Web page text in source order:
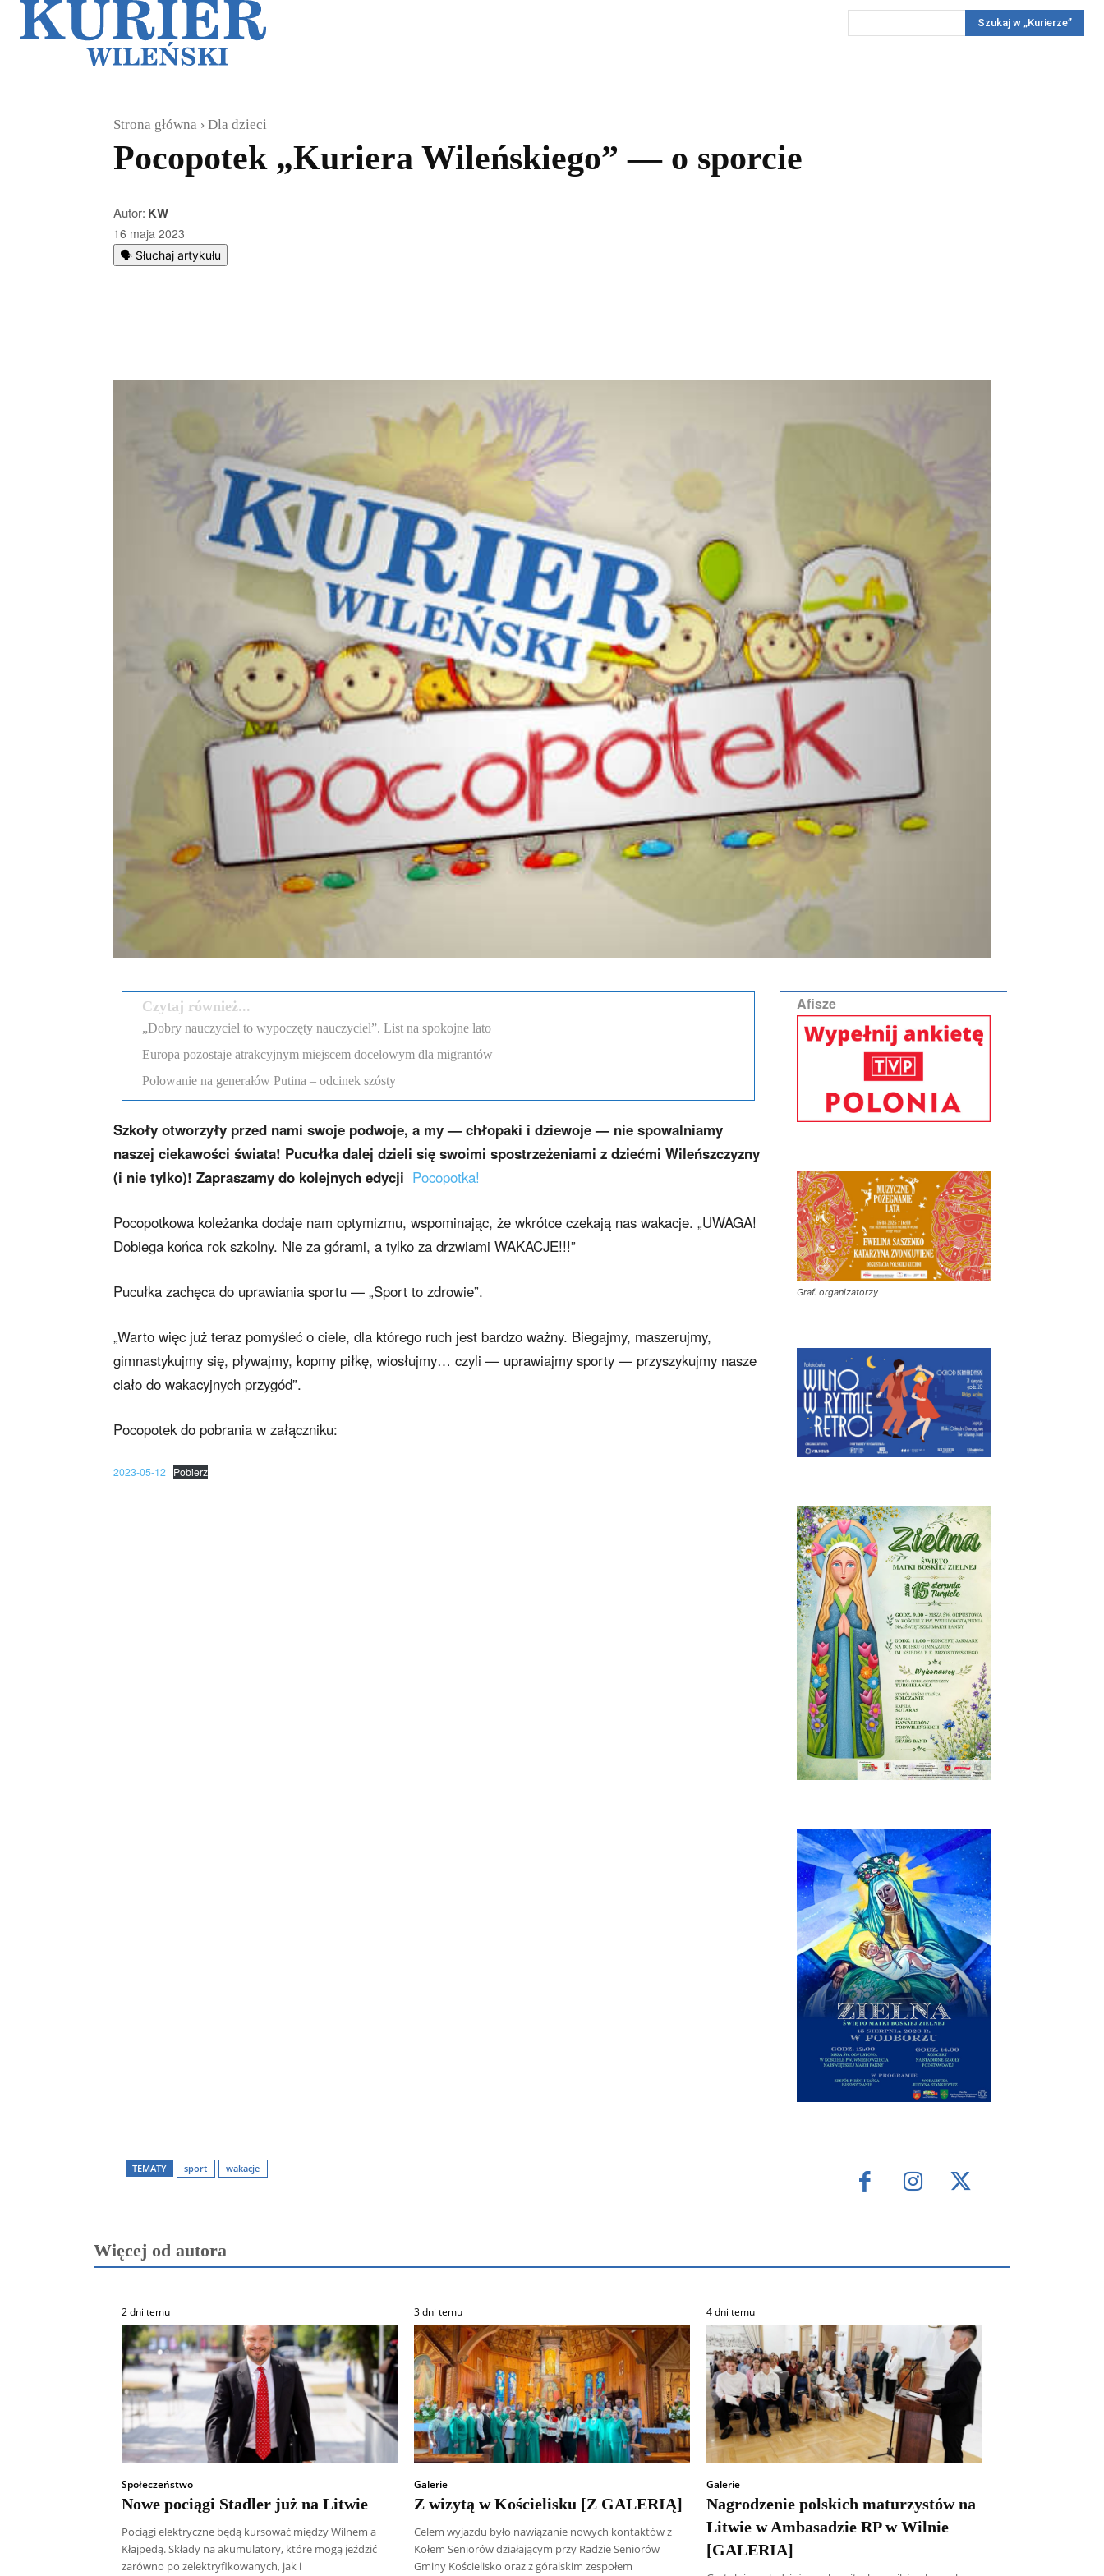
Reportaż KonkursyWięcej
Szukaj w „Kurierze”
Strona główna Dla dzieci
Pocopotek „Kuriera Wileńskiego” — o sporcie
Autor: KW
16 maja 2023
🗣️ Słuchaj artykułu
Czytaj również...
„Dobry nauczyciel to wypoczęty nauczyciel”. List na spokojne lato
Europa pozostaje atrakcyjnym miejscem docelowym dla migrantów
Polowanie na generałów Putina – odcinek szósty
Szkoły otworzyły przed nami swoje podwoje, a my — chłopaki i dziewoje — nie spowalniamy
naszej ciekawości świata! Pucułka dalej dzieli się swoimi spostrzeżeniami z dziećmi Wileńszczyzny
(i nie tylko)! Zapraszamy do kolejnych edycji Pocopotka!
Pocopotkowa koleżanka dodaje nam optymizmu, wspominając, że wkrótce czekają nas wakacje. „UWAGA!
Dobiega końca rok szkolny. Nie za górami, a tylko za drzwiami WAKACJE!!!”
Pucułka zachęca do uprawiania sportu — „Sport to zdrowie”.
„Warto więc już teraz pomyśleć o ciele, dla którego ruch jest bardzo ważny. Biegajmy, maszerujmy,
gimnastykujmy się, pływajmy, kopmy piłkę, wiosłujmy… czyli — uprawiajmy sporty — przyszykujmy nasze
ciało do wakacyjnych przygód”.
Pocopotek do pobrania w załączniku:
2023-05-12 Pobierz
Afisze
Graf. organizatorzy
TEMATY sport wakacje
Więcej od autora
2 dni temu
Społeczeństwo
Nowe pociągi Stadler już na Litwie
Pociągi elektryczne będą kursować między Wilnem a
Kłajpedą. Składy na akumulatory, które mogą jeździć
zarówno po zelektryfikowanych, jak i
3 dni temu
Galerie
Z wizytą w Kościelisku [Z GALERIĄ]
Celem wyjazdu było nawiązanie nowych kontaktów z
Kołem Seniorów działającym przy Radzie Seniorów
Gminy Kościelisko oraz z góralskim zespołem
4 dni temu
Galerie
Nagrodzenie polskich maturzystów na
Litwie w Ambasadzie RP w Wilnie
[GALERIA]